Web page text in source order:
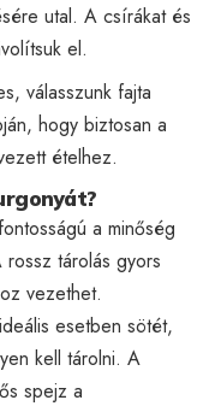
utal. A csírákat és
el.
válasszunk fajta
hogy biztosan a
ételhez.
a minőség
tárolás gyors
vezethet.
esetben sötét,
kell tárolni. A
spejz a